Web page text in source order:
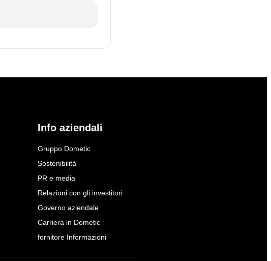
Info aziendali
Gruppo Dometic
Sostenibilità
PR e media
Relazioni con gli investitori
Governo aziendale
Carriera in Dometic
fornitore Informazioni